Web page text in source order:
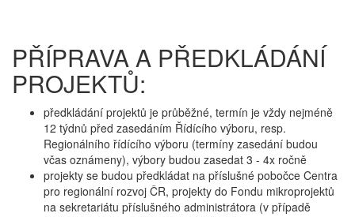
PŘÍPRAVA A PŘEDKLÁDÁNÍ
PROJEKTŮ:
předkládání projektů je průběžné, termín je vždy nejméně
12 týdnů před zasedáním Řídícího výboru, resp.
Regionálního řídícího výboru (termíny zasedání budou
včas oznámeny), výbory budou zasedat 3 - 4x ročně
projekty se budou předkládat na příslušné pobočce Centra
pro regionální rozvoj ČR, projekty do Fondu mikroprojektů
na sekretariátu příslušného administrátora (v případě